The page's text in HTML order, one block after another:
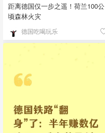
距离德国仅一步之遥！荷兰100公
顷森林火灾
德国吃喝玩乐